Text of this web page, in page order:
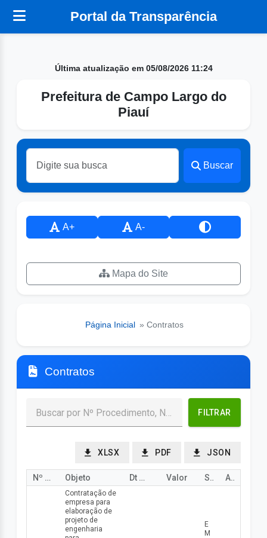
Portal da Transparência
Última atualização em 05/08/2026 11:24
Prefeitura de Campo Largo do
Piauí
Buscar
A+ A-
Mapa do Site
Página Inicial » Contratos
Contratos
FILTRAR
XLSX PDF JSON
Nº Procedimento Objeto Dt Abert/Julg Valor Status Ação
Contratação de
empresa para
elaboração de
projeto de
engenharia
E
M